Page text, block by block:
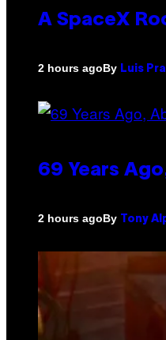
A SpaceX
2 hours agoBy Luis
69 Years
2 hours agoBy Tony